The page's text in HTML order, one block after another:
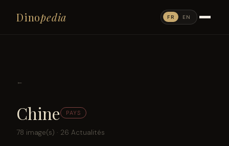
Dinopedia FR EN
←
Chine PAYS
78 image(s) · 26 Actualités